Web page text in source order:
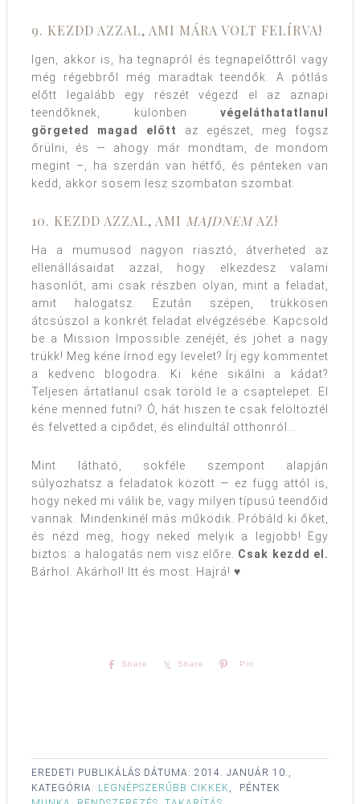
9. KEZDD AZZAL, AMI MÁRA VOLT FELÍRVA!
Igen, akkor is, ha tegnapról és tegnapelőttről vagy
még régebbről még maradtak teendők. A pótlás
előtt legalább egy részét végezd el az aznapi
teendőknek, különben végeláthatatlanul
görgeted magad előtt
az egészet, meg fogsz
őrülni, és — ahogy már mondtam, de mondom
megint –, ha szerdán van hétfő, és pénteken van
kedd, akkor sosem lesz szombaton szombat.
10. KEZDD AZZAL, AMI MAJDNEMAZ!
Ha a mumusod nagyon riasztó, átverheted az
ellenállásaidat azzal, hogy elkezdesz valami
hasonlót, ami csak részben olyan, mint a feladat,
amit halogatsz. Ezután szépen, trükkösen
átcsúszol a konkrét feladat elvégzésébe. Kapcsold
be a Mission Impossible zenéjét, és jöhet a nagy
trükk! Meg kéne írnod egy levelet? Írj egy kommentet
a kedvenc blogodra. Ki kéne sikálni a kádat?
Teljesen ártatlanul csak töröld le a csaptelepet. El
kéne menned futni? Ó, hát hiszen te csak felöltöztél
és felvetted a cipődet, és elindultál otthonról…
Mint látható, sokféle szempont alapján
súlyozhatsz a feladatok között — ez függ attól is,
hogy neked mi válik be, vagy milyen típusú teendőid
vannak. Mindenkinél más működik. Próbáld ki őket,
és nézd meg, hogy neked melyik a legjobb! Egy
biztos: a halogatás nem visz előre. Csak kezdd el.
Bárhol. Akárhol! Itt és most. Hajrá! ♥
Share Share Pin
EREDETI PUBLIKÁLÁS DÁTUMA: 2014. JANUÁR 10.,
PÉNTEK
KATEGÓRIA: LEGNÉPSZERŰBB CIKKEK